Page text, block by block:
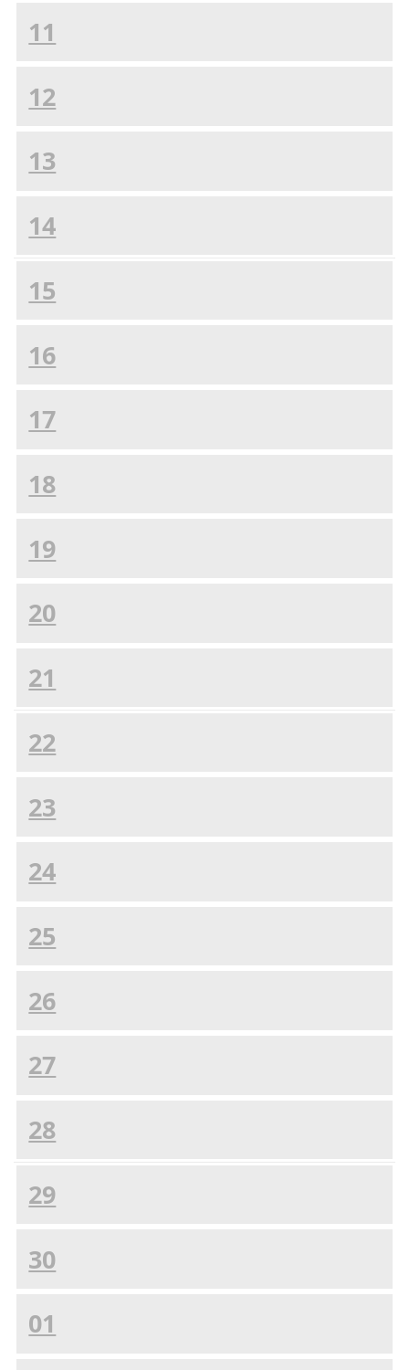
11
12
13
14
15
16
17
18
19
20
21
22
23
24
25
26
27
28
29
30
01